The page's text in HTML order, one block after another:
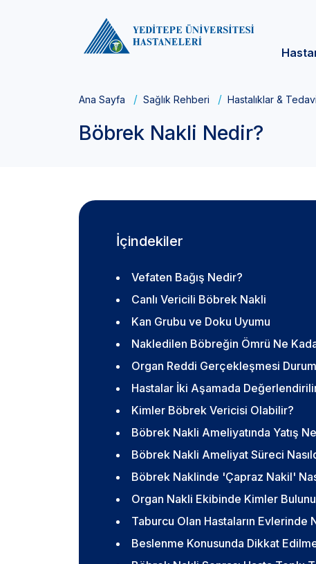
Ana Sayfa Sağlık Rehberi Hastalıklar &
Böbrek Nakli Nedir?
İçindekiler
Vefaten Bağış Nedir?
Canlı Vericili Böbrek Nakli
Kan Grubu ve Doku Uyumu
Nakledilen Böbreğin Ömrü Ne
Organ Reddi Gerçekleşmesi
Hastalar İki Aşamada
Kimler Böbrek Vericisi Olabilir?
Böbrek Nakli Ameliyatında Yatış
Böbrek Nakli Ameliyat Süreci
Böbrek Naklinde 'Çapraz Nakil'
Organ Nakli Ekibinde Kimler
Taburcu Olan Hastaların
Beslenme Konusunda Dikkat